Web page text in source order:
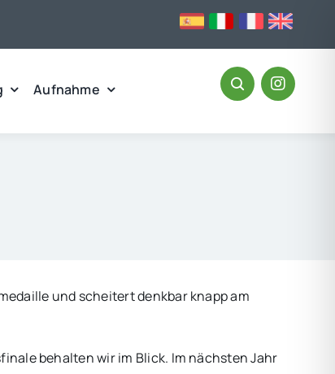
Aufnahme
und scheitert denkbar knapp am
behalten wir im Blick. Im nächsten Jahr